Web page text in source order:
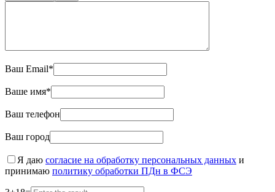
Ваш Email*
Ваше имя*
Ваш телефон
Ваш город
Я даю согласие на обработку персональных данных и
принимаю политику обработки ПДн в ФСЭ